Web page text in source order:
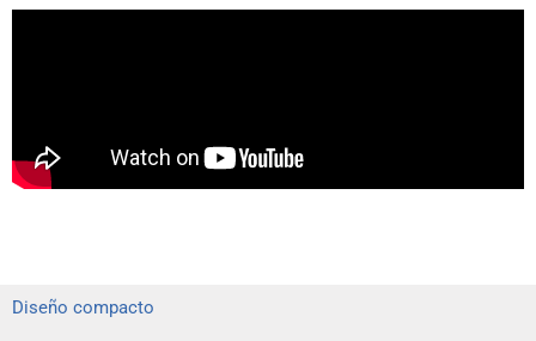
Diseño compacto